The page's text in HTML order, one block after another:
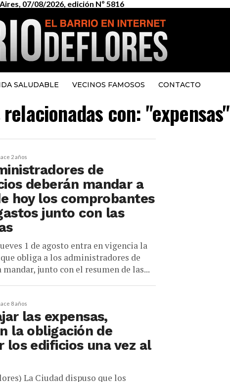
07/08/2026, edición Nº 5816
SALUDABLE VECINOS FAMOSOS CONTACTO
con: "expensas"
2 años
de
deberán mandar a
hoy los comprobantes
junto con las
1 de agosto entra en vigencia la
obliga a los administradores de
mandar, junto con el resumen de las...
8 años
las expensas,
la obligación de
los edificios una vez al
La Ciudad dispuso que los